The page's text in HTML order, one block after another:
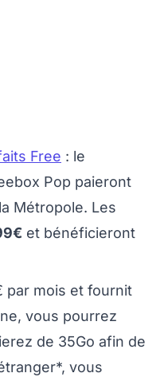
Free : le
Pop paieront
Métropole. Les
et bénéficieront
par mois et fournit
vous pourrez
de 35Go afin de
vous